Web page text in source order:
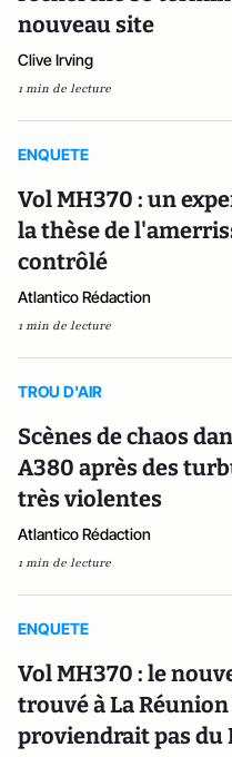
nouveau site
Clive Irving
1 min de lecture
ENQUETE
Vol MH370 : un
la thèse de
contrôlé
Atlantico Rédaction
1 min de lecture
TROU D'AIR
Scènes de chaos
A380 après des
très violentes
Atlantico Rédaction
1 min de lecture
ENQUETE
Vol MH370 : le
trouvé à La
proviendrait pas du